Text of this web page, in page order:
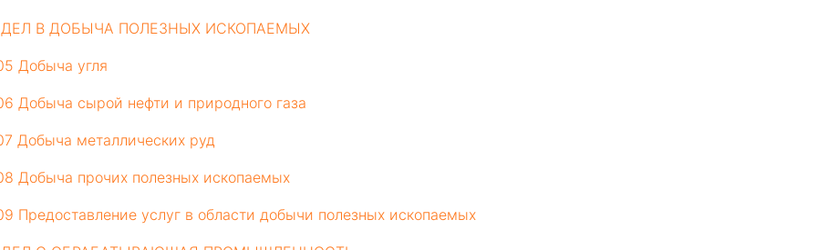
B ДОБЫЧА ПОЛЕЗНЫХ ИСКОПАЕМЫХ
Добыча угля
Добыча сырой нефти и природного газа
Добыча металлических руд
Добыча прочих полезных ископаемых
Предоставление услуг в области добычи полезных ископаемых